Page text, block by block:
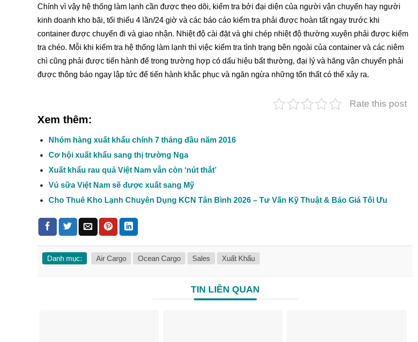
Chính vì vậy hệ thống làm lạnh cần được theo dõi, kiểm tra bởi đại diện của người vận chuyển hay người
kinh doanh kho bãi, tối thiểu 4 lần/24 giờ và các báo cáo kiểm tra phải được hoàn tất ngay trước khi
container được chuyển đi và giao nhận. Nhiệt độ cài đặt và ghi chép nhiệt độ thường xuyên phải được kiểm
tra chéo. Mỗi khi kiểm tra hệ thống làm lạnh thì việc kiểm tra tình trạng bên ngoài của container và các niêm
chì cũng phải được tiến hành để trong trường hợp có dấu hiệu bất thường, đại lý và hãng vận chuyển phải
được thông báo ngay lập tức để tiến hành khắc phục và ngăn ngừa những tổn thất có thể xảy ra.
Rate this post
Xem thêm:
Nhóm hàng xuất khẩu chính 7 tháng đầu năm 2016
Cơ hội xuất khẩu sang thị trường Nga
Xuất khẩu rau quả Việt Nam vẫn còn ‘nút thắt’
Vú sữa Việt Nam sẽ được xuất sang Mỹ
Cho Thuê Kho Lạnh Chuyên Dụng KCN Tân Bình 2026 – Tư Vấn Kỹ Thuật & Báo Giá Tối Ưu
Danh mục: Air Cargo Ocean Cargo Sales Xuất Khẩu
TIN LIÊN QUAN